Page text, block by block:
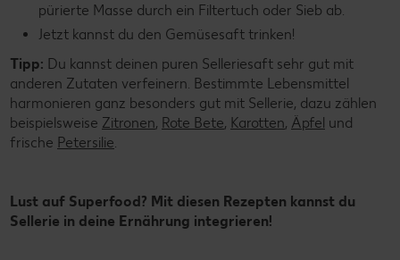
pürierte Masse durch ein Filtertuch oder Sieb ab.
Jetzt kannst du den Gemüsesaft trinken!
Tipp: Du kannst deinen puren Selleriesaft sehr gut mit
anderen Zutaten verfeinern. Bestimmte Lebensmittel
harmonieren ganz besonders gut mit Sellerie, dazu zählen
beispielsweise Zitronen, Rote Bete, Karotten, Äpfel und
frische Petersilie.
Lust auf Superfood? Mit diesen Rezepten kannst du
Sellerie in deine Ernährung integrieren!